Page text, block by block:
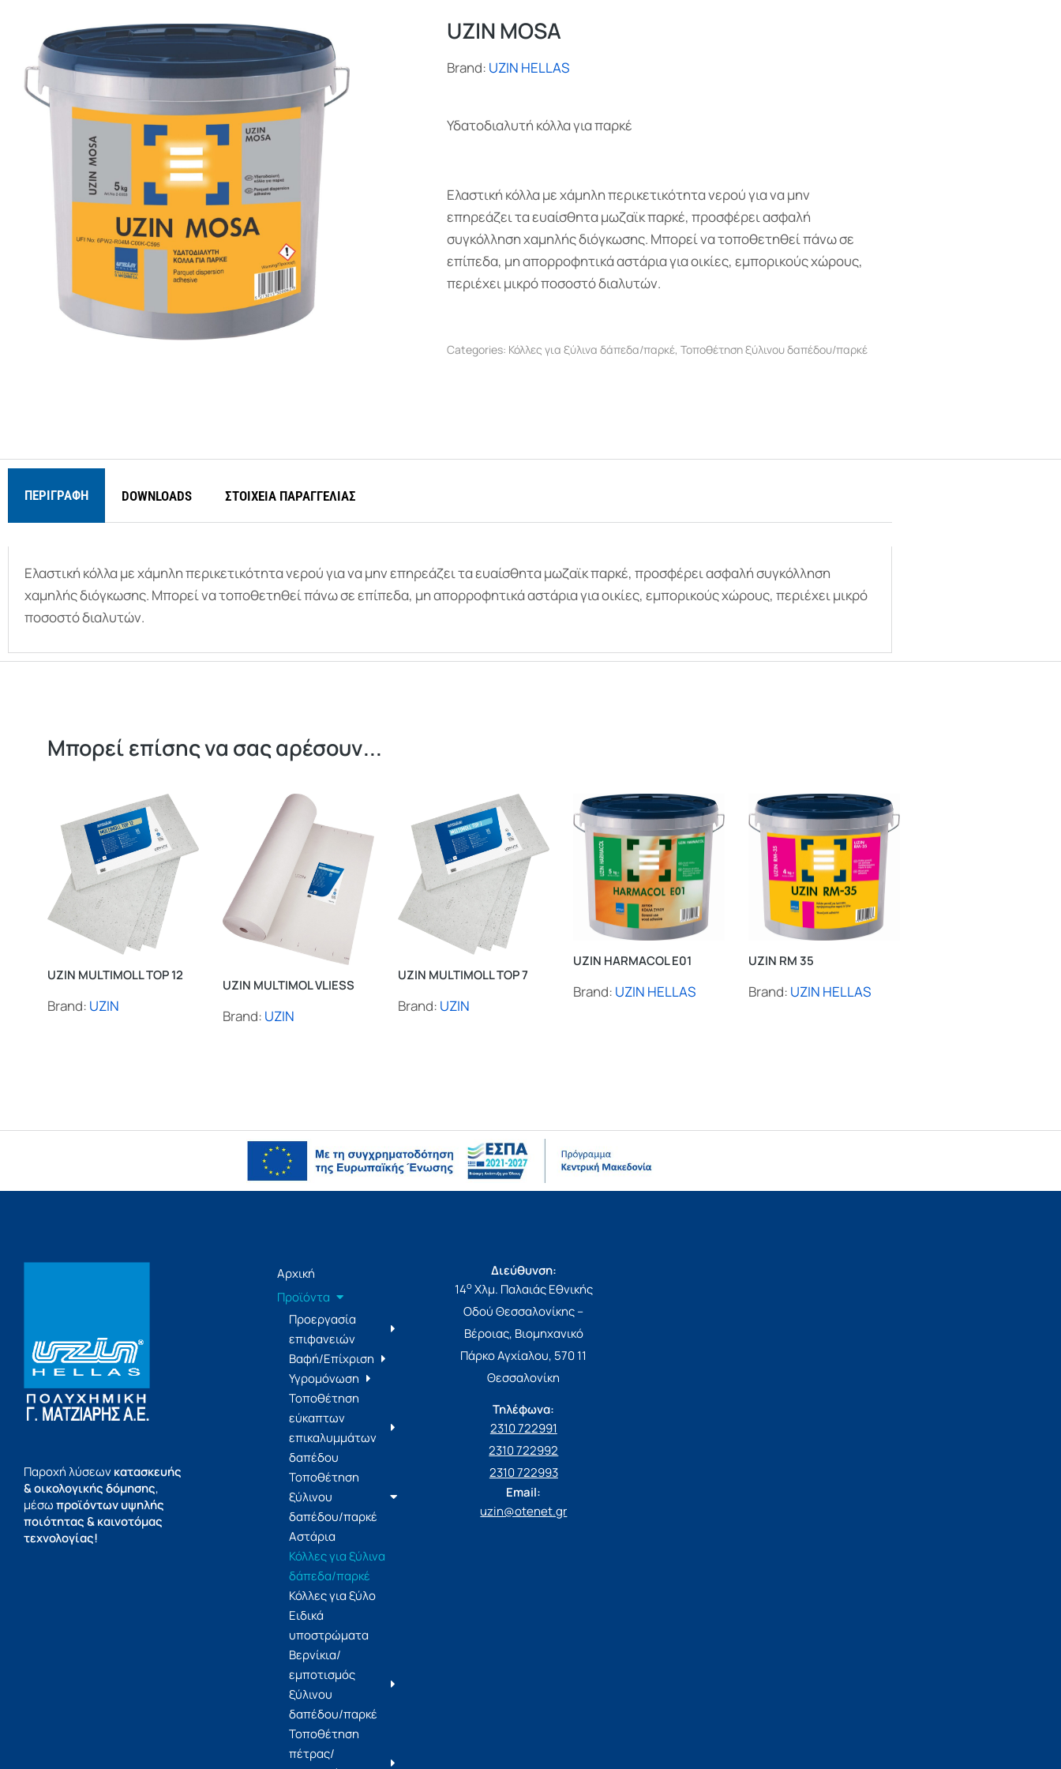
UZIN MOSA
Brand: UZIN HELLAS
Υδατοδιαλυτή κόλλα για παρκέ
Ελαστική κόλλα με χάμηλη περικετικότητα νερού για να μην
επηρεάζει τα ευαίσθητα μωζαϊκ παρκέ, προσφέρει ασφαλή
συγκόλληση χαμηλής διόγκωσης. Μπορεί να τοποθετηθεί πάνω σε
επίπεδα, μη απορροφητικά αστάρια για οικίες, εμπορικούς χώρους,
περιέχει μικρό ποσοστό διαλυτών.
Categories: Κόλλες για ξύλινα δάπεδα/παρκέ, Τοποθέτηση ξύλινου δαπέδου/παρκέ
ΠΕΡΙΓΡΑΦΉ DOWNLOADS ΣΤΟΙΧΕΙΑ ΠΑΡΑΓΓΕΛΙΑΣ
Ελαστική κόλλα με χάμηλη περικετικότητα νερού για να μην επηρεάζει τα ευαίσθητα μωζαϊκ παρκέ, προσφέρει ασφαλή συγκόλληση
χαμηλής διόγκωσης. Μπορεί να τοποθετηθεί πάνω σε επίπεδα, μη απορροφητικά αστάρια για οικίες, εμπορικούς χώρους, περιέχει μικρό
ποσοστό διαλυτών.
Μπορεί επίσης να σας αρέσουν...
UZIN MULTIMOLL TOP 12
Brand: UZIN
UZIN MULTIMOL VLIESS
Brand: UZIN
UZIN MULTIMOLL TOP 7
Brand: UZIN
UZIN HARMACOL E01
Brand: UZIN HELLAS
UZIN RM 35
Brand: UZIN HELLAS
Παροχή λύσεωνκατασκευής
& οικολογικής δόμησης,
μέσωπροϊόντων υψηλής
ποιότητας & καινοτόμας
τεχνολογίας!
Αρχική
Προϊόντα
Προεργασία
επιφανειών
Βαφή/Επίχριση
Υγρομόνωση
Τοποθέτηση
εύκαπτων
επικαλυμμάτων
δαπέδου
Τοποθέτηση
ξύλινου
δαπέδου/παρκέ
Αστάρια
Κόλλες για ξύλινα
δάπεδα/παρκέ
Κόλλες για ξύλο
Ειδικά
υποστρώματα
Βερνίκια/
εμποτισμός
ξύλινου
δαπέδου/παρκέ
Τοποθέτηση
πέτρας/
Διεύθυνση:
14οΧλμ. Παλαιάς Εθνικής
Οδού Θεσσαλονίκης –
Βέροιας, Βιομηχανικό
Πάρκο Αγχίαλου, 570 11
Θεσσαλονίκη
Τηλέφωνα:
2310 722991
2310 722992
2310 722993
Email:
uzin@otenet.gr